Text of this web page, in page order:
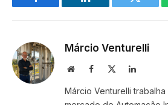
Facebook LinkedIn Twitter
Márcio Venturelli
Site Facebook LinkedIn
Márcio Venturelli